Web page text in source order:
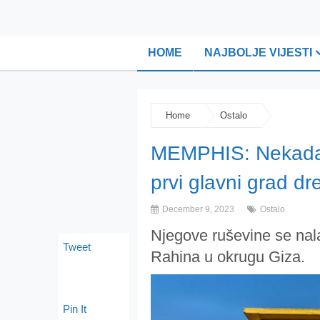
HOME NAJBOLJE VIJESTI
Home Ostalo
MEMPHIS:
prvi glavni grad
December 9, 2023 Ostalo
Njegove ruševine se
Rahina u okrugu Giza.
Tweet
Pin It